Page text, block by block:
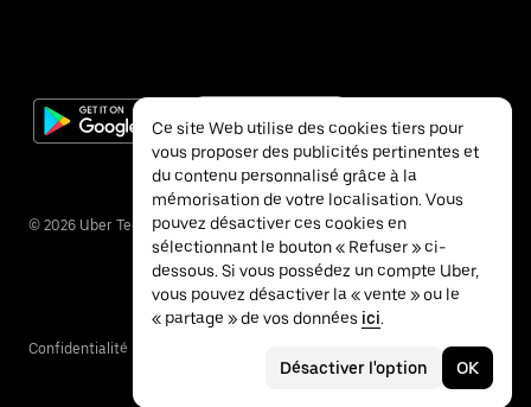
© 2026 Uber Technologies Inc.
Confidentialité
Ce site Web utilise des cookies tiers pour
vous proposer des publicités pertinentes et
du contenu personnalisé grâce à la
mémorisation de votre localisation. Vous
pouvez désactiver ces cookies en
sélectionnant le bouton « Refuser » ci-
dessous. Si vous possédez un compte Uber,
vous pouvez désactiver la « vente » ou le
« partage » de vos données ici.
Désactiver l'option OK